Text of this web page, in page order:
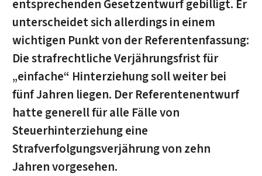
entsprechenden Gesetzentwurf gebilligt. Er
unterscheidet sich allerdings in einem
wichtigen Punkt von der Referentenfassung:
Die strafrechtliche Verjährungsfrist für
„einfache“ Hinterziehung soll weiter bei
fünf Jahren liegen. Der Referentenentwurf
hatte generell für alle Fälle von
Steuerhinterziehung eine
Strafverfolgungsverjährung von zehn
Jahren vorgesehen.